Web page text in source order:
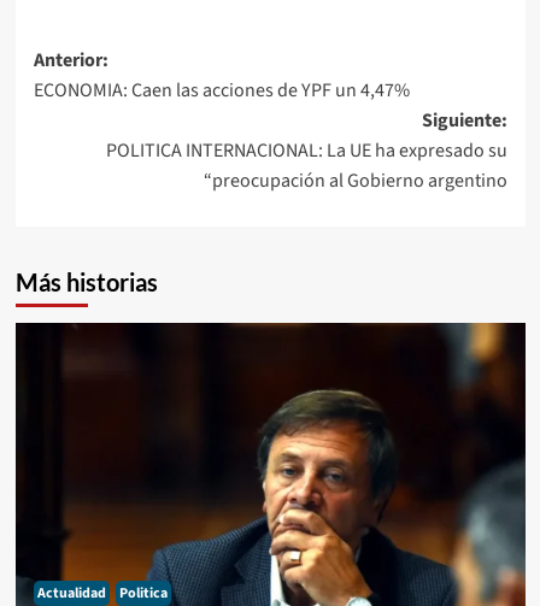
Navegación
de
entradas
Anterior:
ECONOMIA: Caen las acciones de YPF un 4,47%
Siguiente:
POLITICA INTERNACIONAL: La UE ha expresado su
“preocupación al Gobierno argentino
Más historias
Actualidad Politica